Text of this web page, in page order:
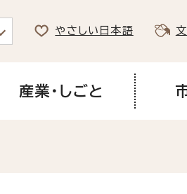
やさしい日本語
産業・しごと